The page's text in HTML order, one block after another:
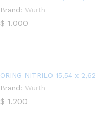
Brand: Wurth
$ 1.000
ORING NITRILO 15,54 x 2,62
Brand: Wurth
$ 1.200